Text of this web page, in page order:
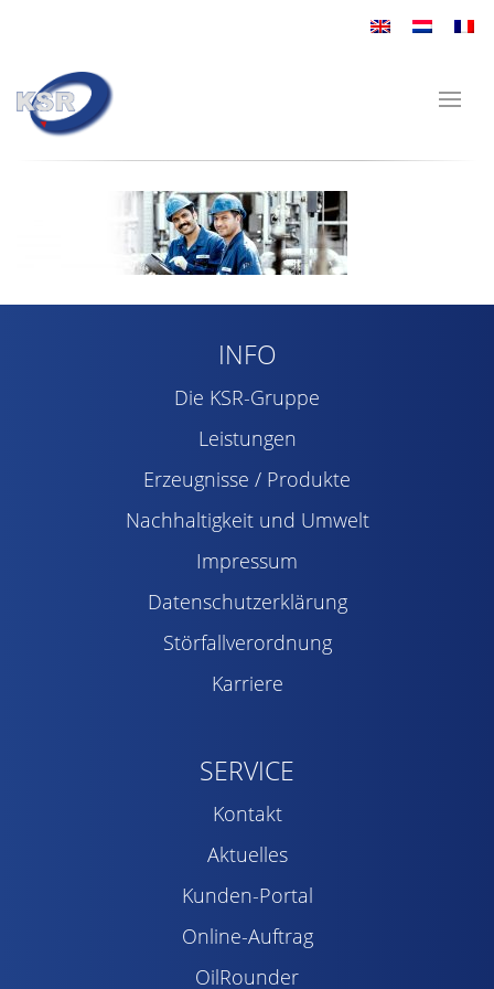
INFO
Die KSR-Gruppe
Leistungen
Erzeugnisse / Produkte
Nachhaltigkeit und Umwelt
Impressum
Datenschutzerklärung
Störfallverordnung
Karriere
SERVICE
Kontakt
Aktuelles
Kunden-Portal
Online-Auftrag
OilRounder